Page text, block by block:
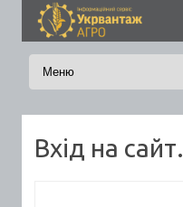
Skip to content
Вхід на сайт.